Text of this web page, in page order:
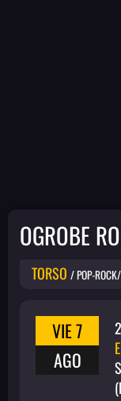
OGROBE
TORSO / POP-
VIE 7
AGO